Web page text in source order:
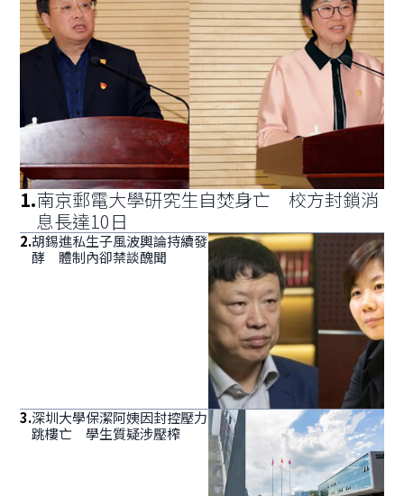
1.南京郵電大學研究生自焚身亡 校方封鎖消
息長達10日
2.胡錫進私生子風波輿論持續發
酵 體制內卻禁談醜聞
3.深圳大學保潔阿姨因封控壓力
跳樓亡 學生質疑涉壓榨